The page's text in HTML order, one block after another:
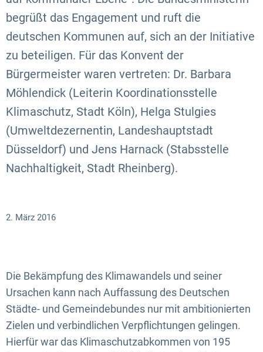
begrüßt das Engagement und ruft die
deutschen Kommunen auf, sich an der Initiative
zu beteiligen. Für das Konvent der
Bürgermeister waren vertreten: Dr. Barbara
Möhlendick (Leiterin Koordinationsstelle
Klimaschutz, Stadt Köln), Helga Stulgies
(Umweltdezernentin, Landeshauptstadt
Düsseldorf) und Jens Harnack (Stabsstelle
Nachhaltigkeit, Stadt Rheinberg).
2. März 2016
Die Bekämpfung des Klimawandels und seiner
Ursachen kann nach Auffassung des Deutschen
Städte- und Gemeindebundes nur mit ambitionierten
Zielen und verbindlichen Verpflichtungen gelingen.
Hierfür war das Klimaschutzabkommen von 195